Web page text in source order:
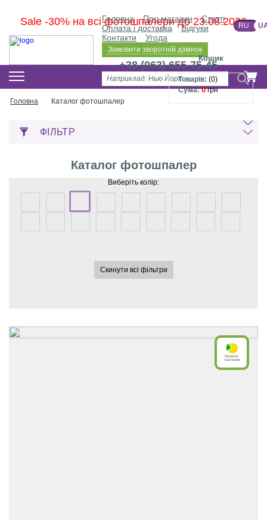
Sale -30% на всі фотошпалери до 23.08.2026
Головна Про магазин
Статті
Оплата і доставка
Відгуки
Контакти
Угода
RU
Замовити зворотній дзвінок
+38 (063) 655-75-45
Кошик
Товарів: (0)
Сума: 0грн
Головна
Каталог фотошпалер
ФІЛЬТР
Каталог фотошпалер
Виберіть колір:
Скинути всі фільтри